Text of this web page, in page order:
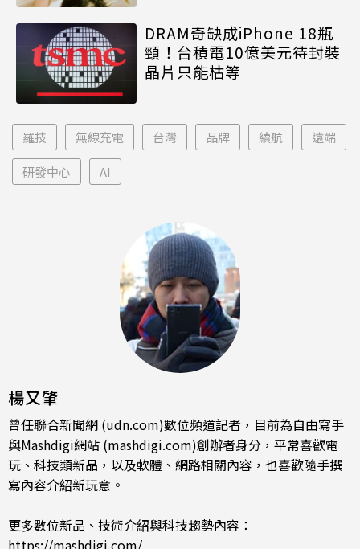
DRAM奇缺成iPhone 18瓶
頸！台積電10億美元待封裝
晶片只能枯等
羅技 無線充電 台灣 品牌 續航 遠端
研發中心 AI
楊又肇
曾任聯合新聞網 (udn.com)數位頻道記者，目前為自由寫手
與Mashdigi網站 (mashdigi.com)創辦者身分，平常喜歡電
玩、科技類新品，以及軟體、網路相關內容，也喜歡隨手撰
寫內容介紹新玩意。
更多數位新品、技術介紹與科技趨勢內容：
https://mashdigi.com/